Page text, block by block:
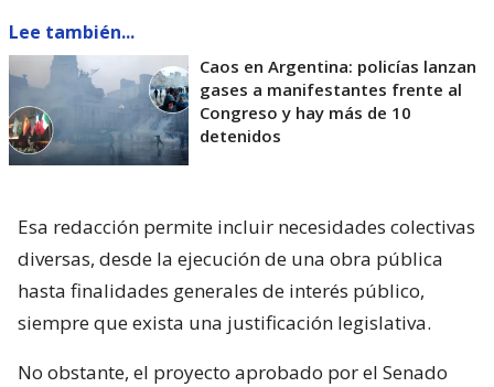
Lee también...
Caos en Argentina: policías lanzan
gases a manifestantes frente al
Congreso y hay más de 10
detenidos
Esa redacción permite incluir necesidades colectivas
diversas, desde la ejecución de una obra pública
hasta finalidades generales de interés público,
siempre que exista una justificación legislativa.
No obstante, el proyecto aprobado por el Senado